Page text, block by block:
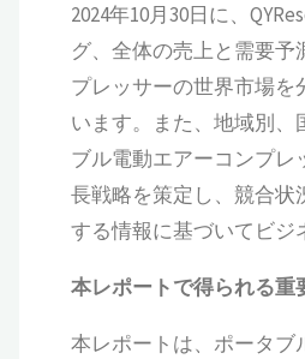
2024年10月30日に、
グ、全体の売上と需要予
プレッサーの世界市場
います。また、地域別、
ブル電動エアーコンプ
長戦略を策定し、競合状
する情報に基づいてビジ
本レポートで得られる重
本レポートは、ポータブ